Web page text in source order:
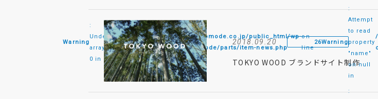
2018.09.20
Warning
:
Undefined
array key
0 in
/home/monomode/monomode.co.jp/public_html/wp-
content/themes/monomode/parts/item-news.php
on
line
26Warning
:
Attempt
to read
property
"name"
on null
in
TOKYO WOOD ブランドサイト制作
: